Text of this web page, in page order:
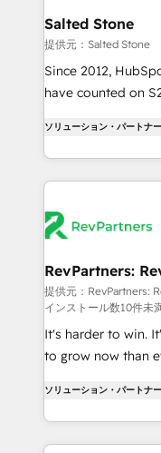
workflows that
your time zone. What we do ➤ Onboarding: Live in
weeks, with
not a template. ➤
CRM. Zero
Implementation:
revenue process.
Ongoing
rollouts, adoption coaching.
built for the work.
Salted Stone
提供元：Salted Stone
Since 2012,
have counted on
solutions that
transform brand experiences As
service creative
winning design to
marketing
fuel long-term success We connect
customer lifecycle
ensure long-term
management
HubSpot
hundreds of
there’s a good
ソリューション・パートナー
RevPartners:
提供元：RevPartners:
インストール数10件未
It's harder to win. It's not just you. It should be easier
to grow now than
revenue number. We do that by bridging the gap
where agencies
technical
ソリューション・パートナー